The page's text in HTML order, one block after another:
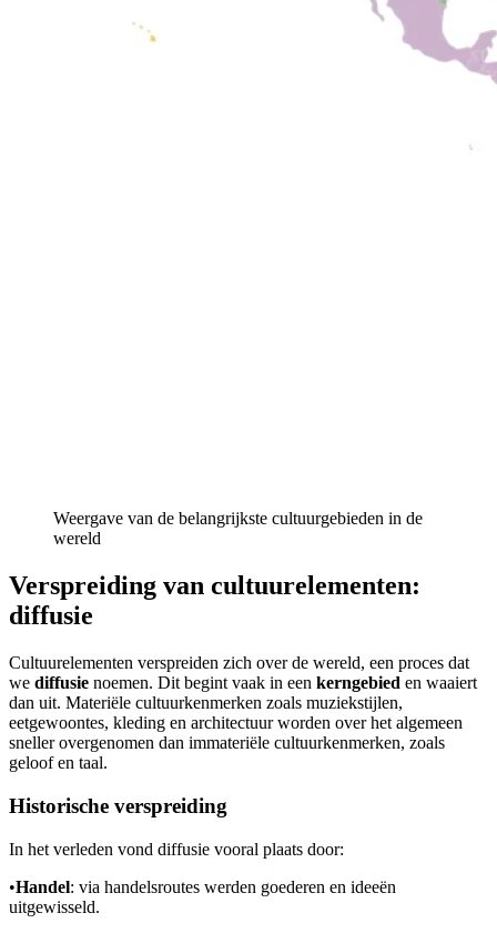
Weergave van de belangrijkste cultuurgebieden in de
wereld
Verspreiding van cultuurelementen:
diffusie
Cultuurelementen verspreiden zich over de wereld, een proces dat
we diffusie noemen. Dit begint vaak in een kerngebied en waaiert
dan uit. Materiële cultuurkenmerken zoals muziekstijlen,
eetgewoontes, kleding en architectuur worden over het algemeen
sneller overgenomen dan immateriële cultuurkenmerken, zoals
geloof en taal.
Historische verspreiding
In het verleden vond diffusie vooral plaats door:
•Handel: via handelsroutes werden goederen en ideeën
uitgewisseld.